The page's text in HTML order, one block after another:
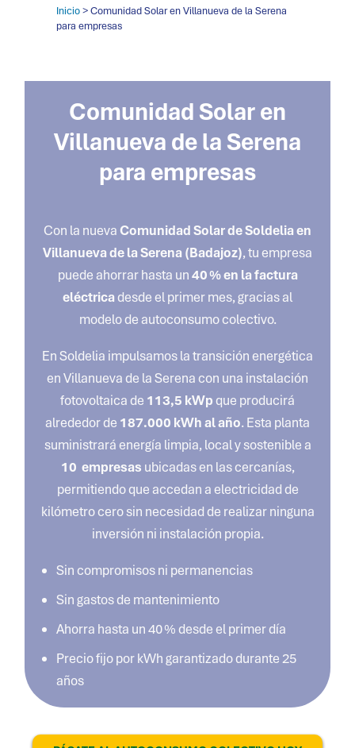
Inicio> Comunidad Solar en Villanueva de la Serena
para empresas
Comunidad Solaren
Villanueva de la Serena
para empresas
Con la nueva Comunidad Solar de Soldelia en
Villanueva de la Serena (Badajoz), tu empresa
puede ahorrar hasta un40 % en la factura
eléctricadesde el primer mes, gracias al
modelo de autoconsumo colectivo.
En Soldelia impulsamos la transición energética
enVillanueva de la Serena con una instalación
fotovoltaica de 113,5 kWpque producirá
alrededor de 187.000 kWh al año. Esta planta
suministrará energía limpia, local y sostenible a
10 empresas ubicadas en las cercanías,
permitiendo que accedan a electricidad de
kilómetro cero sin necesidad de realizar ninguna
inversión ni instalación propia.
Sin compromisos ni permanencias
Sin gastos de mantenimiento
Ahorra hasta un 40 % desde el primer día
Precio fijo por kWh garantizado durante 25
años